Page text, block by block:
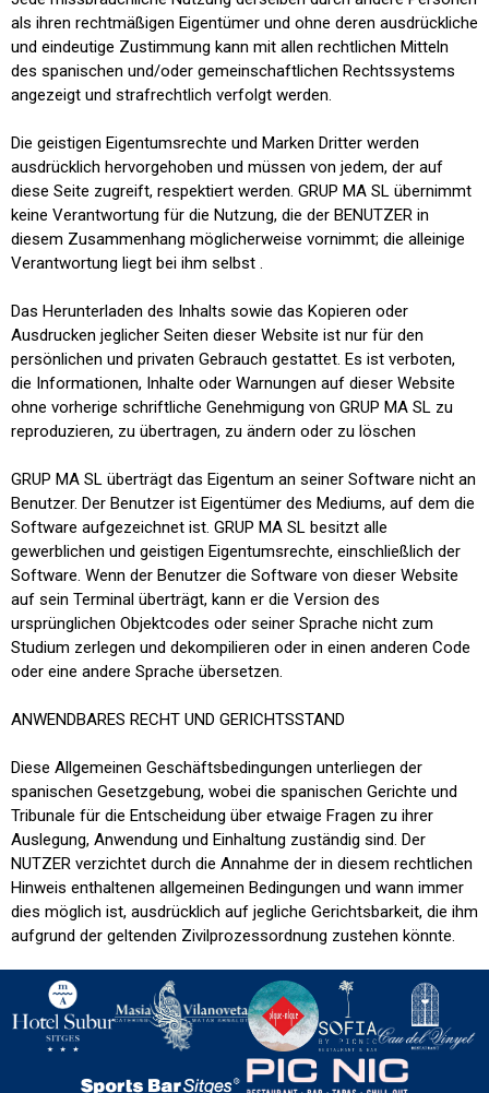
als ihren rechtmäßigen Eigentümer und ohne deren ausdrückliche
und eindeutige Zustimmung kann mit allen rechtlichen Mitteln
des spanischen und/oder gemeinschaftlichen Rechtssystems
angezeigt und strafrechtlich verfolgt werden.
Die geistigen Eigentumsrechte und Marken Dritter werden
ausdrücklich hervorgehoben und müssen von jedem, der auf
diese Seite zugreift, respektiert werden. GRUP MA SL übernimmt
keine Verantwortung für die Nutzung, die der BENUTZER in
diesem Zusammenhang möglicherweise vornimmt; die alleinige
Verantwortung liegt bei ihm selbst .
Das Herunterladen des Inhalts sowie das Kopieren oder
Ausdrucken jeglicher Seiten dieser Website ist nur für den
persönlichen und privaten Gebrauch gestattet. Es ist verboten,
die Informationen, Inhalte oder Warnungen auf dieser Website
ohne vorherige schriftliche Genehmigung von GRUP MA SL zu
reproduzieren, zu übertragen, zu ändern oder zu löschen
GRUP MA SL überträgt das Eigentum an seiner Software nicht an
Benutzer. Der Benutzer ist Eigentümer des Mediums, auf dem die
Software aufgezeichnet ist. GRUP MA SL besitzt alle
gewerblichen und geistigen Eigentumsrechte, einschließlich der
Software. Wenn der Benutzer die Software von dieser Website
auf sein Terminal überträgt, kann er die Version des
ursprünglichen Objektcodes oder seiner Sprache nicht zum
Studium zerlegen und dekompilieren oder in einen anderen Code
oder eine andere Sprache übersetzen.
ANWENDBARES RECHT UND GERICHTSSTAND
Diese Allgemeinen Geschäftsbedingungen unterliegen der
spanischen Gesetzgebung, wobei die spanischen Gerichte und
Tribunale für die Entscheidung über etwaige Fragen zu ihrer
Auslegung, Anwendung und Einhaltung zuständig sind. Der
NUTZER verzichtet durch die Annahme der in diesem rechtlichen
Hinweis enthaltenen allgemeinen Bedingungen und wann immer
dies möglich ist, ausdrücklich auf jegliche Gerichtsbarkeit, die ihm
aufgrund der geltenden Zivilprozessordnung zustehen könnte.